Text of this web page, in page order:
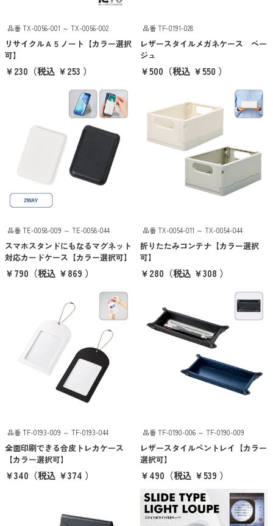
カラーから探す
パープル
グリーン
イエロー
ブラウン
ゴールド
シルバー
その他
ブランドから探す
品番 TX-0056-001 ～ TX-0056-002
リサイクルＡ５ノート【カラー選択
可】
￥230 （税込 ￥253 ）
品番 TF-0191-028
レザースタイルメガネケース ベー
ジュ
￥500 （税込 ￥550 ）
品番 TE-0058-009 ～ TE-0058-044
スマホスタンドにもなるマグネット
対応カードケース【カラー選択可】
￥790 （税込 ￥869 ）
品番 TX-0054-011 ～ TX-0054-044
折りたたみコンテナ【カラー選択
可】
￥280 （税込 ￥308 ）
品番 TF-0193-009 ～ TF-0193-044
全面印刷できる合皮トレカケース
【カラー選択可】
￥340 （税込 ￥374 ）
品番 TF-0190-006 ～ TF-0190-009
レザースタイルペントレイ【カラー
選択可】
￥490 （税込 ￥539 ）